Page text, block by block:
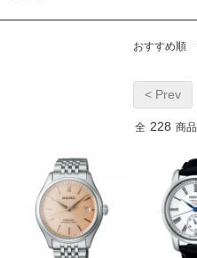
おすすめ順
< Prev
全 228 商品